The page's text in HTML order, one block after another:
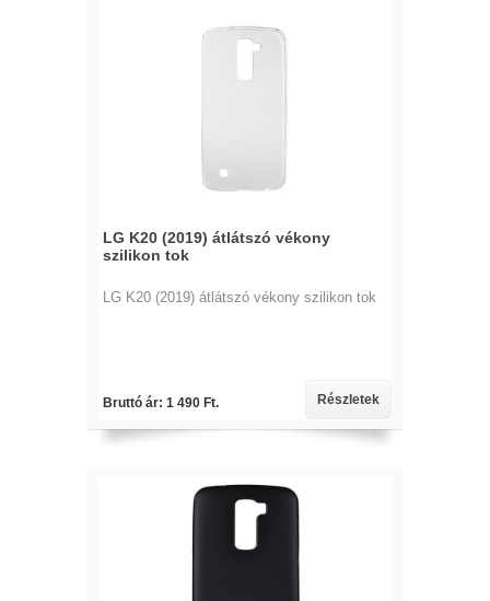
LG K20 (2019) átlátszó vékony
szilikon tok
LG K20 (2019) átlátszó vékony szilikon tok
Bruttó ár: 1 490 Ft. Részletek